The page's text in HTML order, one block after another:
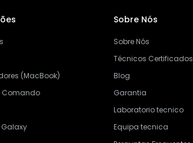
(MacBook)
Comando
Sobre Nós
Sobre Nós
Técnicos Certificados
Blog
Garantia
Laboratorio tecnico
Equipa tecnica